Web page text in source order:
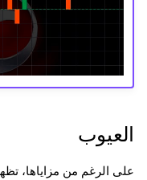
العيوب
على الرغم من مزاياها،